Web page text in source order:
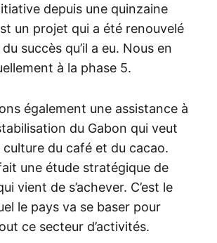
depuis une quinzaine
un projet qui a été renouvelé
succès qu’il a eu. Nous en
à la phase 5.
également une assistance à
du Gabon qui veut
culture du café et du cacao.
une étude stratégique de
vient de s’achever. C’est le
le pays va se baser pour
ce secteur d’activités.